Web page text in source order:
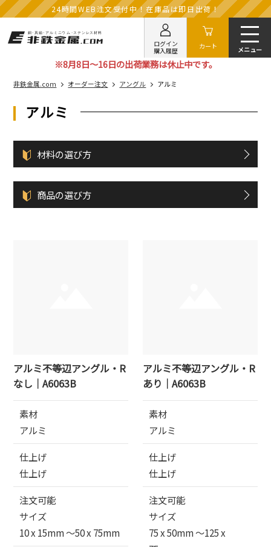
※8月8日～16日の出荷業務は休止中です。
24時間WEB注文受付中！在庫品は即日出荷！
ログイン
購入履歴
カート
非鉄金属.com オーダー注文 アングル アルミ
アルミ
材料の選び方
商品の選び方
アルミ不等辺アングル・R
なし｜A6063B
素材
アルミ
仕上げ
仕上げ
注文可能
サイズ
10 x 15mm 〜50 x 75mm
アルミ不等辺アングル・R
あり｜A6063B
素材
アルミ
仕上げ
仕上げ
注文可能
サイズ
75 x 50mm 〜125 x